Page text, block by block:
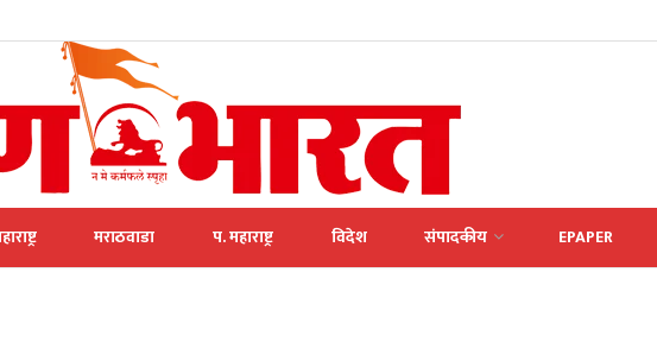
मराठवाडा प. महाराष्ट्र विदेश संपादकीय EPAPER